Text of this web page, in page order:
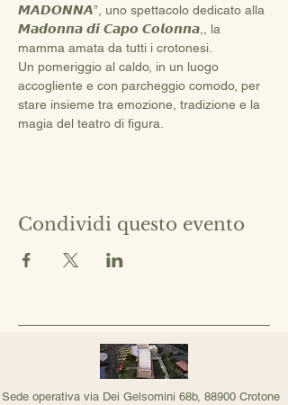
𝙈𝘼𝘿𝙊𝙉𝙉𝘼”, uno spettacolo dedicato alla
𝙈𝙖𝙙𝙤𝙣𝙣𝙖 𝙙𝙞 𝘾𝙖𝙥𝙤 𝘾𝙤𝙡𝙤𝙣𝙣𝙖,, la
mamma amata da tutti i crotonesi.
Un pomeriggio al caldo, in un luogo
accogliente e con parcheggio comodo, per
stare insieme tra emozione, tradizione e la
magia del teatro di figura.
Condividi questo evento
Sede operativa via Dei Gelsomini 68b, 88900 Crotone